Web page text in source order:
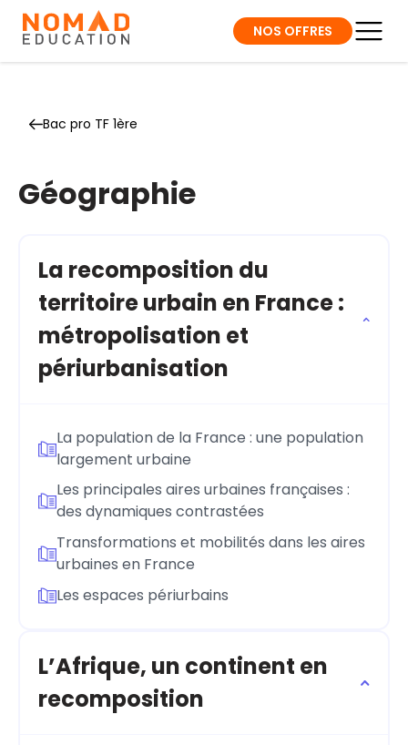
NOS OFFRES
Bac pro TF 1ère
Géographie
La recomposition du
territoire urbain en France :
métropolisation et
périurbanisation
La population de la France : une population
largement urbaine
Les principales aires urbaines françaises :
des dynamiques contrastées
Transformations et mobilités dans les aires
urbaines en France
Les espaces périurbains
L’Afrique, un continent en
recomposition